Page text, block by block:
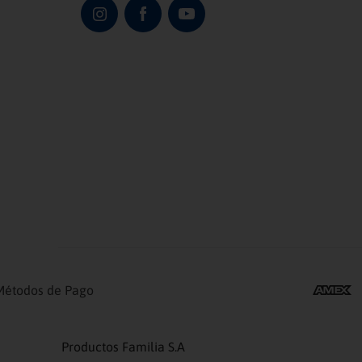
de Pago
Productos Familia S.A